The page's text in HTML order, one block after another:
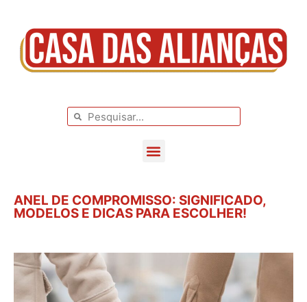
ANEL DE COMPROMISSO: SIGNIFICADO,
MODELOS E DICAS PARA ESCOLHER!